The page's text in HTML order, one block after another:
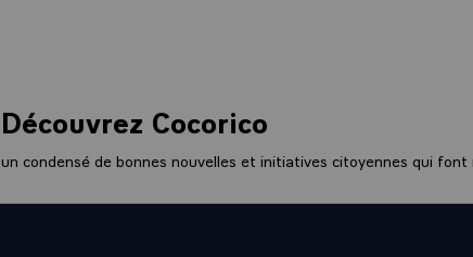
Découvrez Cocorico
un condensé de bonnes nouvelles et initiatives citoyennes qui font